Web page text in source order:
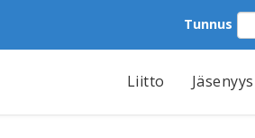
Tunnus
Liitto Jäsenyys